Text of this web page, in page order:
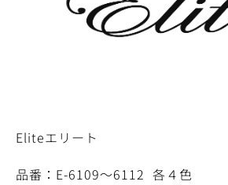
Eliteエリート
品番：E-6109～6112 各４色